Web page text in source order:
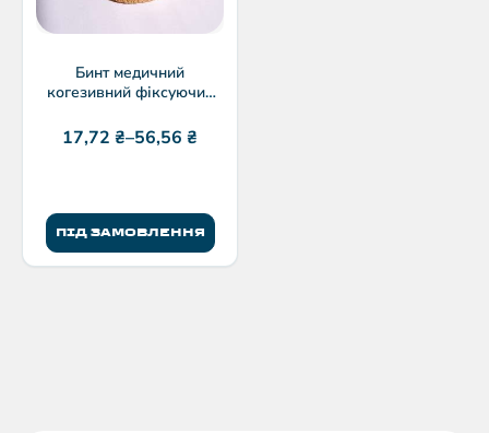
Бинт медичний
когезивний фіксуючий
17,72 ₴–56,56 ₴
ПІД ЗАМОВЛЕННЯ